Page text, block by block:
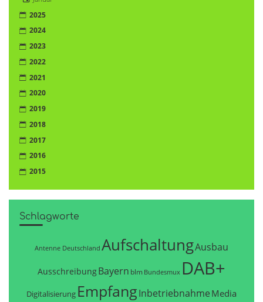
2025
2024
2023
2022
2021
2020
2019
2018
2017
2016
2015
Schlagworte
Antenne Deutschland AufschaltungAusbau
AusschreibungBayern blm Bundesmux DAB+
Digitalisierung EmpfangInbetriebnahme Media